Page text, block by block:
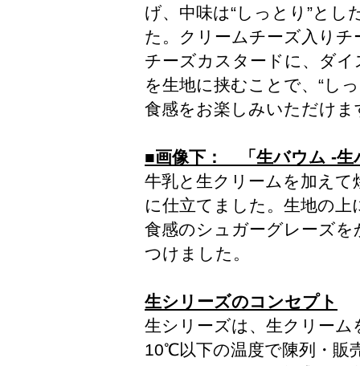
げ、中味は“しっとり”と
た。クリームチーズ入り
チーズカスタードに、ダ
を生地に挟むことで、“し
食感をお楽しみいただけま
■画像下： 「生バウム -生
牛乳と生クリームを加えて
に仕立てました。生地の
食感のシュガーグレーズ
つけました。
生シリーズのコンセプト
生シリーズは、生クリーム
10℃以下の温度で陳列・販